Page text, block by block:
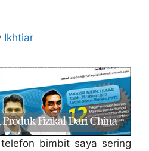
Ikhtiar
bimbit saya sering